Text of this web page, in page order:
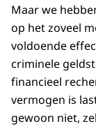
Maar we
op het zoveel
voldoende
criminele
financieel
vermogen is
gewoon niet,